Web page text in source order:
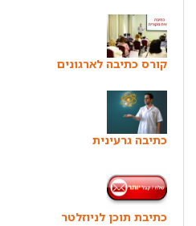
קורס כתיבה לארגונים
כתיבה גרעינית
כתיבת תוכן לניוזלטר